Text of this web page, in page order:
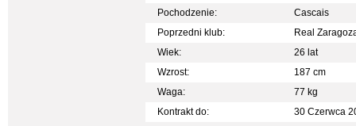
Pochodzenie:
Cascais
Poprzedni klub:
Real
Wiek:
26 lat
Wzrost:
187 cm
Waga:
77 kg
Kontrakt do:
30 Czerwca